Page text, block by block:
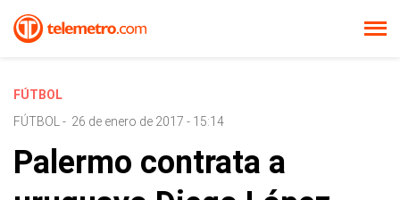
FÚTBOL
FÚTBOL
- 26 de enero de 2017 - 15:14
Palermo contrata a